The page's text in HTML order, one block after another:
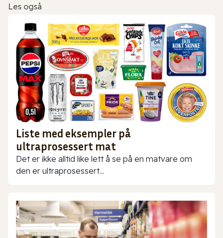
Les også
Liste med eksempler på
ultraprosessert mat
Det er ikke alltid like lett å se på en matvare om
den er ultraprosessert...